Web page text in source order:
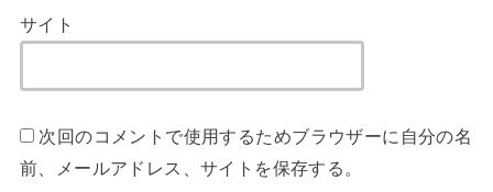
サイト
次回のコメントで使用するためブラウザーに自分の名
前、メールアドレス、サイトを保存する。